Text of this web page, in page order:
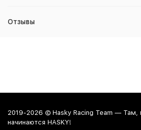
Отзывы
2019-2026 © Hasky Racing Team — Там,
начинаются HASKY!